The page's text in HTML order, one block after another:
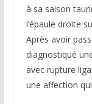
à sa saison
l’épaule droite
Après avoir
diagnostiqué
avec rupture
une affection